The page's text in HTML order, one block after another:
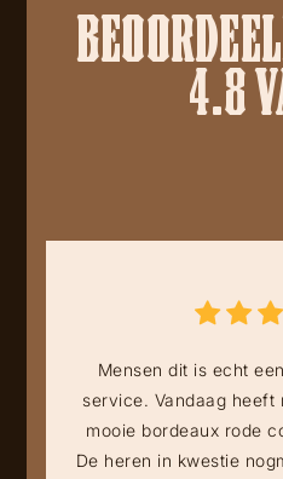
4.8
Mensen dit is echt
service. Vandaag heeft
mooie bordeaux rode
De heren in kwestie